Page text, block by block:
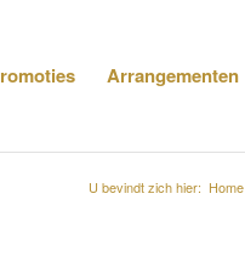
Arrangementen
U bevindt zich hier: Home